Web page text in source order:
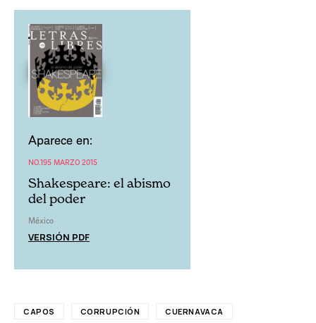
Aparece en:
NO.195 MARZO 2015
Shakespeare: el abismo
del poder
México
VERSIÓN PDF
CAPOS CORRUPCIÓN CUERNAVACA